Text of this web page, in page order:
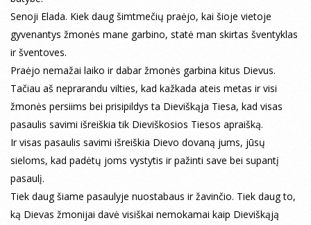
Senoji Elada. Kiek daug šimtmečių praėjo, kai šioje vietoje
gyvenantys žmonės mane garbino, statė man skirtas šventyklas
ir šventoves.
Praėjo nemažai laiko ir dabar žmonės garbina kitus Dievus.
Tačiau aš neprarandu vilties, kad kažkada ateis metas ir visi
žmonės persiims bei prisipildys ta Dieviškąja Tiesa, kad visas
pasaulis savimi išreiškia tik Dieviškosios Tiesos apraišką.
Ir visas pasaulis savimi išreiškia Dievo dovaną jums, jūsų
sieloms, kad padėtų joms vystytis ir pažinti save bei supantį
pasaulį.
Tiek daug šiame pasaulyje nuostabaus ir žavinčio. Tiek daug to,
ką Dievas žmonijai davė visiškai nemokamai kaip Dieviškąją